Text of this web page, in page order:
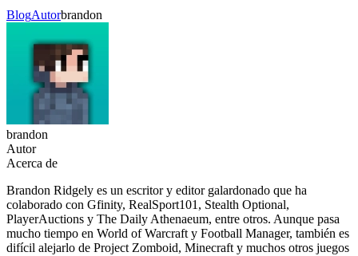
BlogAutorbrandon
brandon
Autor
Acerca de
Brandon Ridgely es un escritor y editor galardonado que ha
colaborado con Gfinity, RealSport101, Stealth Optional,
PlayerAuctions y The Daily Athenaeum, entre otros. Aunque pasa
mucho tiempo en World of Warcraft y Football Manager, también es
difícil alejarlo de Project Zomboid, Minecraft y muchos otros juegos